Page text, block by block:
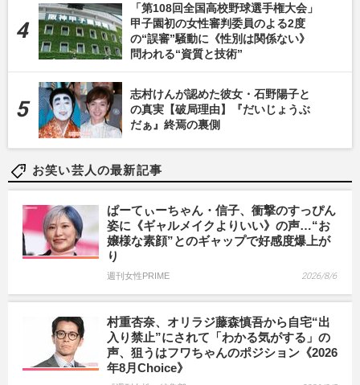
「第108回全国高校野球選手権大会」
甲子園初の女性審判委員のよる2度
の“誤審”騒動に《性別は関係ない》
問われる“資質と技術”
志村けんが認めた彼女・石野陽子と
の真実【破局理由】『だいじょうぶ
だぁ』終焉の裏側
お笑い芸人の最新記事
ぱーてぃーちゃん・信子、衝撃のすっぴん
姿に《ギャルメイクよりいい》の声…“お
嬢様な素顔”とのギャップで好感度爆上が
り
週刊女性PRIME 2026/8/6
村重杏奈、オリラジ藤森慎吾から自宅“出
入り禁止”にされて「わかる気がする」の
声、狙うはフワちゃんのポジション《2026
年8月Choice》